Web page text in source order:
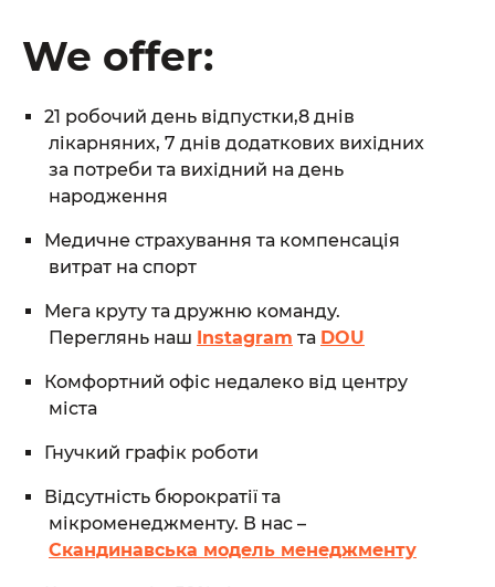
We offer:
21 робочий день відпустки,8 днів
лікарняних, 7 днів додаткових вихідних
за потреби та вихідний на день
народження
Медичне страхування та компенсація
витрат на спорт
Мега круту та дружню команду.
Переглянь наш Instagram та DOU
Комфортний офіс недалеко від центру
міста
Гнучкий графік роботи
Відсутність бюрократії та
мікроменеджменту. В нас –
Скандинавська модель менеджменту